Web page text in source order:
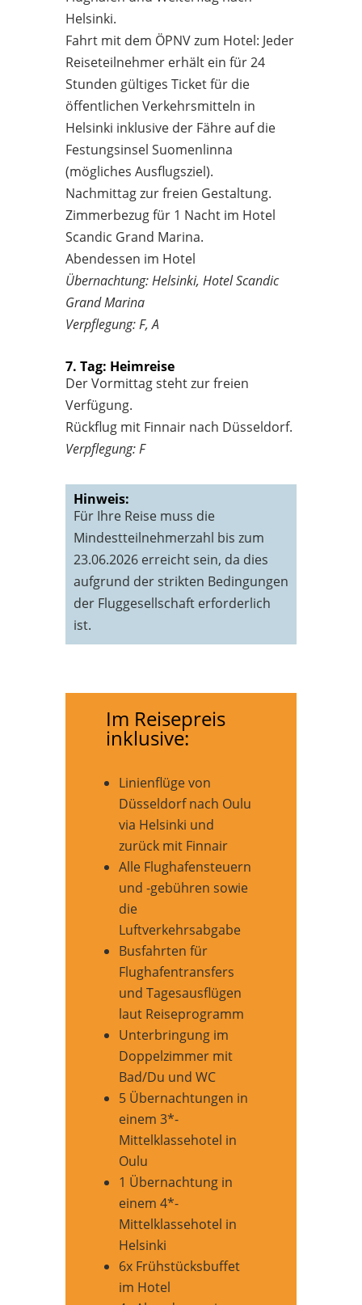
Helsinki.
Fahrt mit dem ÖPNV zum Hotel: Jeder
Reiseteilnehmer erhält ein für 24
Stunden gültiges Ticket für die
öffentlichen Verkehrsmitteln in
Helsinki inklusive der Fähre auf die
Festungsinsel Suomenlinna
(mögliches Ausflugsziel).
Nachmittag zur freien Gestaltung.
Zimmerbezug für 1 Nacht im Hotel
Scandic Grand Marina.
Abendessen im Hotel
Übernachtung: Helsinki, Hotel Scandic
Grand Marina
Verpflegung: F, A
7. Tag: Heimreise
Der Vormittag steht zur freien
Verfügung.
Rückflug mit Finnair nach Düsseldorf.
Verpflegung: F
Hinweis:
Für Ihre Reise muss die
Mindestteilnehmerzahl bis zum
23.06.2026 erreicht sein, da dies
aufgrund der strikten Bedingungen
der Fluggesellschaft erforderlich
ist.
Im Reisepreis
inklusive:
Linienflüge von
Düsseldorf nach Oulu
via Helsinki und
zurück mit Finnair
Alle Flughafensteuern
und -gebühren sowie
die
Luftverkehrsabgabe
Busfahrten für
Flughafentransfers
und Tagesausflügen
laut Reiseprogramm
Unterbringung im
Doppelzimmer mit
Bad/Du und WC
5 Übernachtungen in
einem 3*-
Mittelklassehotel in
Oulu
1 Übernachtung in
einem 4*-
Mittelklassehotel in
Helsinki
6x Frühstücksbuffet
im Hotel